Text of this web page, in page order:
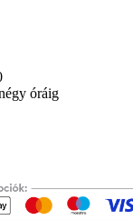
óráig